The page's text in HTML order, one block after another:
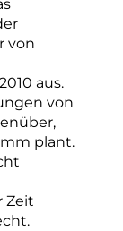
von
aus.
von
plant.
Zeit